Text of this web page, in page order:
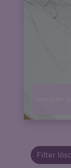
Entwerfen
Filter